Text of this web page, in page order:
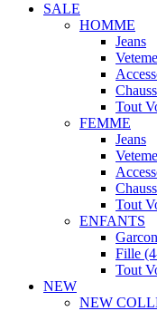
SALE
HOMME
Jeans
Tout
FEMME
Jeans
Tout
ENFANTS
Fille
Tout
NEW
NEW